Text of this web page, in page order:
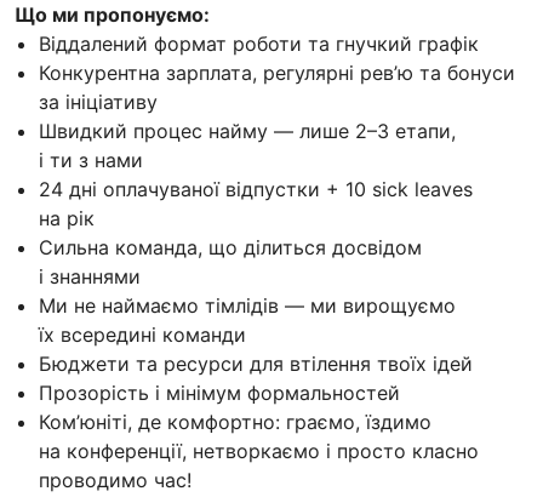
Що ми пропонуємо:
Віддалений формат роботи та гнучкий графік
Конкурентна зарплата, регулярні рев’ю та бонуси
за ініціативу
Швидкий процес найму — лише 2–3 етапи,
і ти з нами
24 дні оплачуваної відпустки + 10 sick leaves
на рік
Сильна команда, що ділиться досвідом
і знаннями
Ми не наймаємо тімлідів — ми вирощуємо
їх всередині команди
Бюджети та ресурси для втілення твоїх ідей
Прозорість і мінімум формальностей
Ком’юніті, де комфортно: граємо, їздимо
на конференції, нетворкаємо і просто класно
проводимо час!